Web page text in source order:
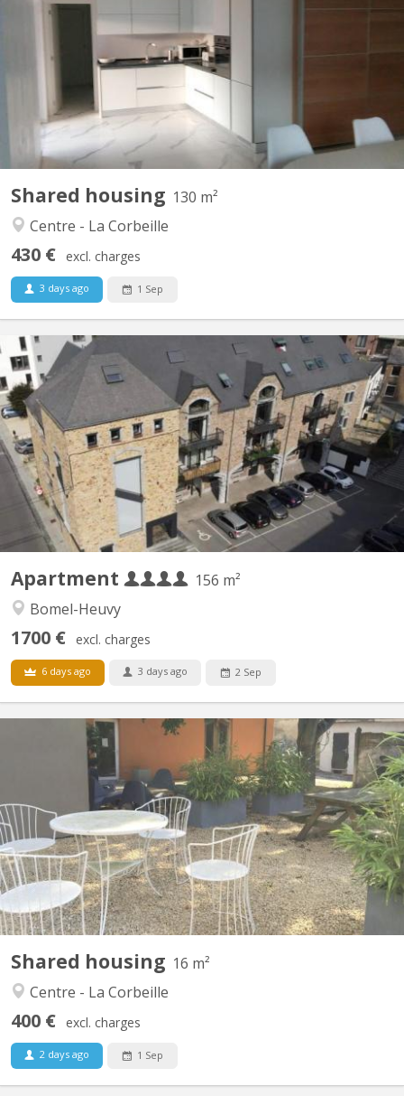
Shared housing 130 m²
Centre - La Corbeille
430 € excl. charges
3 days ago 1 Sep
Dans un immeuble rénové, Il reste une chambre dans cet
appartement moderne et chic de quatre chambres avec douche
et meuble de bains individuels. L'appartement est composé d'un
beau séjour bien lumineux donnant sur une terrasse de +/- 8m²
et incluant la cuisine moderne avec électroménagers AEG...
Apartment
156 m²
Bomel-Heuvy
1700 € excl. charges
6 days ago 3 days ago 2 Sep
KN 4911
IDEAL POUR 4. SUPER COLLOC: Enooooorme & splendide loft
en duplex neuf de 120m2, super équipé. 4 chambres individuelles.
Nous recherchons quatre étudiant(e)s pour former une
colocation dans ce superbe appartement. Le loyer individuel est
de 375€/mois et 100€ de provision pour les charges (le loyer...
Shared housing 16 m²
Centre - La Corbeille
400 € excl. charges
2 days ago 1 Sep
KN 145
3 kots disponibles (sans domiciliation) à partir du 01 septembre
2026 - 12 étudiants(es) dans une maison de maître: 2 UNamur
Vétérinaire, 1 UNamur Médecine, 2 UNamur Philo, 1 Henalux, 1
ESA Int Business, 2 Albert Jacquart, tous sérieux et calmes 👌
Agrées aux normes de sécurité, de logement et...